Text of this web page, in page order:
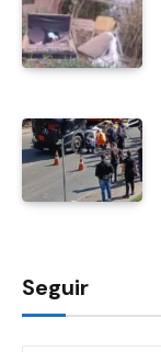
Seguir